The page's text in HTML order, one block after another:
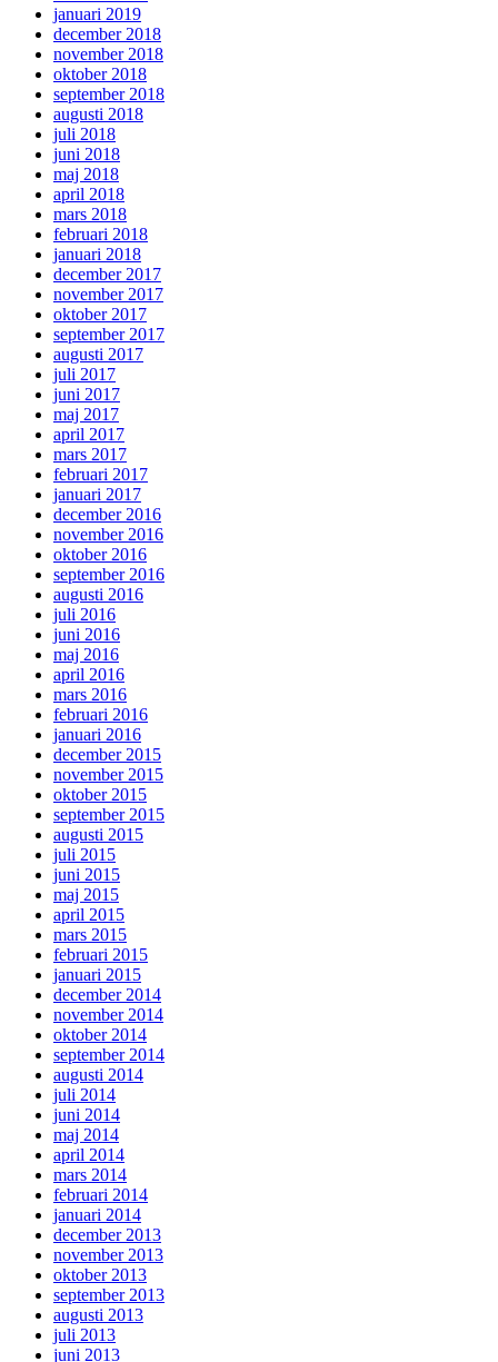
januari 2019
december 2018
november 2018
oktober 2018
september 2018
augusti 2018
juli 2018
juni 2018
maj 2018
april 2018
mars 2018
februari 2018
januari 2018
december 2017
november 2017
oktober 2017
september 2017
augusti 2017
juli 2017
juni 2017
maj 2017
april 2017
mars 2017
februari 2017
januari 2017
december 2016
november 2016
oktober 2016
september 2016
augusti 2016
juli 2016
juni 2016
maj 2016
april 2016
mars 2016
februari 2016
januari 2016
december 2015
november 2015
oktober 2015
september 2015
augusti 2015
juli 2015
juni 2015
maj 2015
april 2015
mars 2015
februari 2015
januari 2015
december 2014
november 2014
oktober 2014
september 2014
augusti 2014
juli 2014
juni 2014
maj 2014
april 2014
mars 2014
februari 2014
januari 2014
december 2013
november 2013
oktober 2013
september 2013
augusti 2013
juli 2013
juni 2013